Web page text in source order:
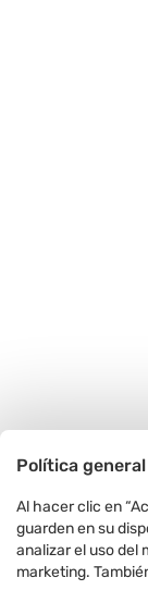
Política
Al hacer clic en
guarden en su
analizar el uso del
marketing.